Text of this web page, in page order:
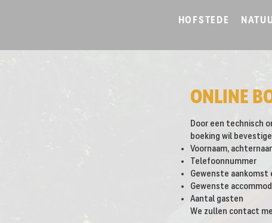
HOFSTEDE
ONLINE
Door een technisch
boeking wil
Voornaam,
Telefoonnummer
Gewenste
Gewenste
Aantal gasten
We zullen contact